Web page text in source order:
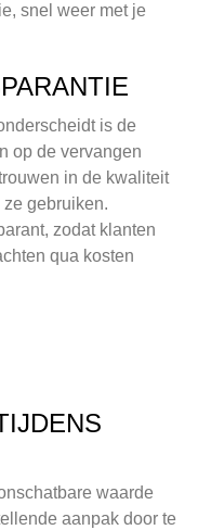
snel weer met je
is de
op de vervangen
in de kwaliteit
gebruiken.
zodat klanten
qua kosten
waarde
aanpak door te